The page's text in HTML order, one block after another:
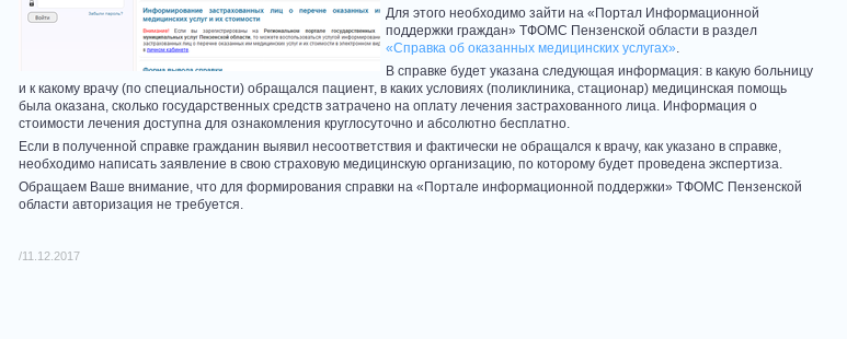
Для этого необходимо зайти на «Портал Информационной
поддержки граждан» ТФОМС Пензенской области в раздел
«Справка об оказанных медицинских услугах».
В справке будет указана следующая информация: в какую больницу
и к какому врачу (по специальности) обращался пациент, в каких условиях (поликлиника, стационар) медицинская помощь
была оказана, сколько государственных средств затрачено на оплату лечения застрахованного лица. Информация о
стоимости лечения доступна для ознакомления круглосуточно и абсолютно бесплатно.
Если в полученной справке гражданин выявил несоответствия и фактически не обращался к врачу, как указано в справке,
необходимо написать заявление в свою страховую медицинскую организацию, по которому будет проведена экспертиза.
Обращаем Ваше внимание, что для формирования справки на «Портале информационной поддержки» ТФОМС Пензенской
области авторизация не требуется.
/11.12.2017